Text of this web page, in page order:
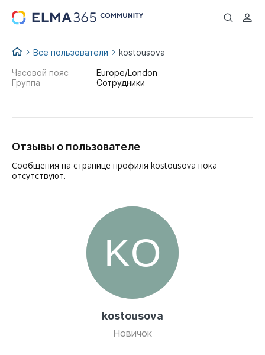
...
Все пользователи kostousova
kostousova
Новичок
Часовой пояс
Europe/London
Группа
Сотрудники
Отзывы о пользователе
Сообщения на странице профиля kostousova пока
отсутствуют.